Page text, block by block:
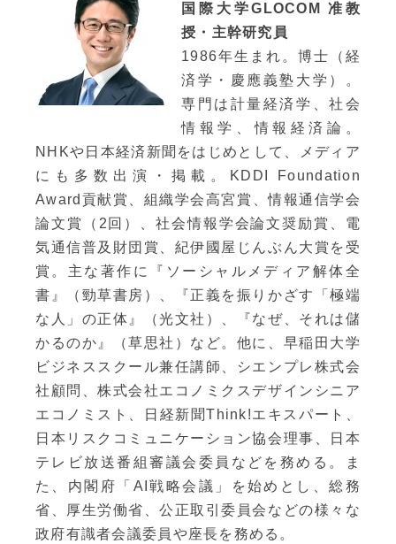
国際大学GLOCOM 准教
授・主幹研究員
1986年生まれ。博士（経
済学・慶應義塾大学）。
専門は計量経済学、社会
情報学、情報経済論。
NHKや日本経済新聞をはじめとして、メディア
にも多数出演・掲載。KDDI Foundation
Award貢献賞、組織学会高宮賞、情報通信学会
論文賞（2回）、社会情報学会論文奨励賞、電
気通信普及財団賞、紀伊國屋じんぶん大賞を受
賞。主な著作に『ソーシャルメディア解体全
書』（勁草書房）、『正義を振りかざす「極端
な人」の正体』（光文社）、『なぜ、それは儲
かるのか』（草思社）など。他に、早稲田大学
ビジネススクール兼任講師、シエンプレ株式会
社顧問、株式会社エコノミクスデザインシニア
エコノミスト、日経新聞Think!エキスパート、
日本リスクコミュニケーション協会理事、日本
テレビ放送番組審議会委員などを務める。ま
た、内閣府「AI戦略会議」を始めとし、総務
省、厚生労働省、公正取引委員会などの様々な
政府有識者会議委員や座長を務める。